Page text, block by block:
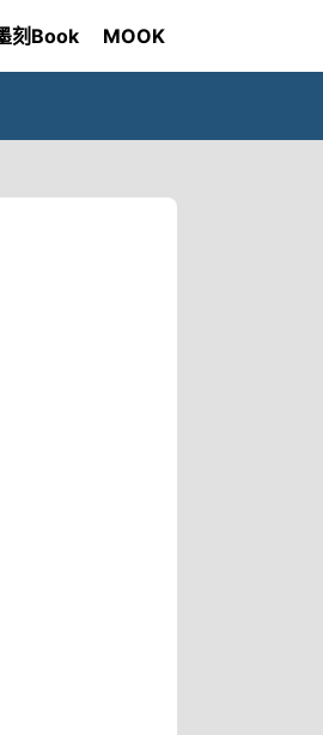
刻Book MOOK